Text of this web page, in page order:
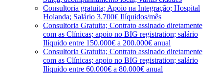
Consultoria gratuita; Apoio na Integração; Hospital
Holanda; Salário 3.700€ Ilíquidos/mês
Consultoria Gratuita; Contrato assinado diretamente
com as Clínicas; apoio no BIG registration; salário
Ilíquido entre 150.000€ a 200.000€ anual
Consultoria Gratuita; Contrato assinado diretamente
com as Clínicas; apoio no BIG registration; salário
Ilíquido entre 60.000€ a 80.000€ anual